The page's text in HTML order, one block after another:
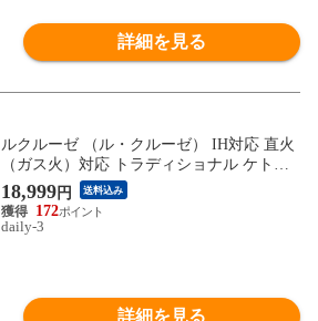
詳細を見る
ルクルーゼ （ル・クルーゼ） IH対応 直火
（ガス火）対応 トラディショナル ケトル
フリント Flint 2.1L グレー Le Creuset 【北
海道・沖縄は990円加算】 lec524fltsi
18,999円 送料込み
172
daily-3
詳細を見る